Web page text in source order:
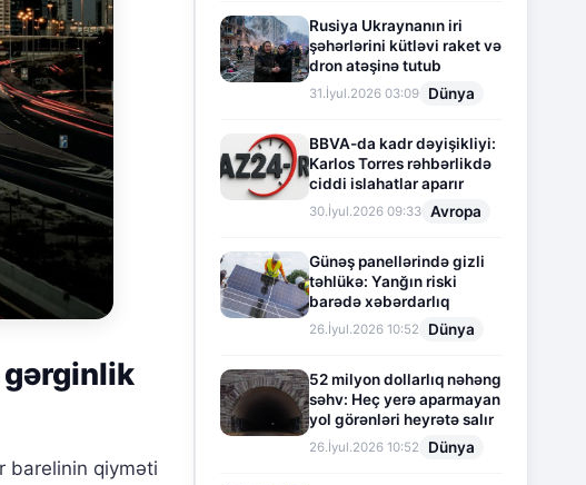
gərginlik
barelinin qiyməti
Rusiya Ukraynanın iri
şəhərlərini kütləvi raket və
dron atəşinə tutub
31.İyul.2026 03:09 Dünya
BBVA-da kadr dəyişikliyi:
Karlos Torres rəhbərlikdə
ciddi islahatlar aparır
30.İyul.2026 09:33 Avropa
Günəş panellərində gizli
təhlükə: Yanğın riski
barədə xəbərdarlıq
26.İyul.2026 10:52 Dünya
52 milyon dollarlıq nəhəng
səhv: Heç yerə aparmayan
yol görənləri heyrətə salır
26.İyul.2026 10:52 Dünya